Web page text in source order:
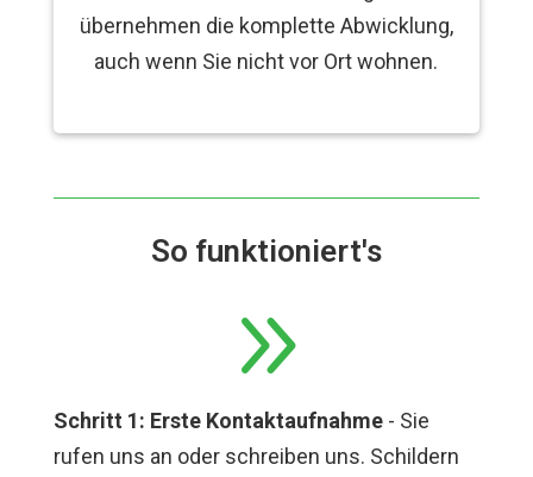
übernehmen die komplette Abwicklung,
auch wenn Sie nicht vor Ort wohnen.
So funktioniert's
9
Schritt 1: Erste Kontaktaufnahme- Sie
rufen uns an oder schreiben uns. Schildern